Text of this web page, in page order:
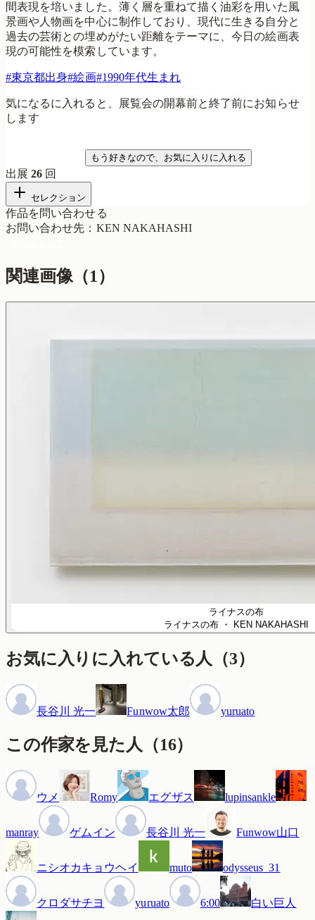
間表現を培いました。薄く層を重ねて描く油彩を用いた風
景画や人物画を中心に制作しており、現代に生きる自分と
過去の芸術との埋めがたい距離をテーマに、今日の絵画表
現の可能性を模索しています。
#東京都出身#絵画#1990年代生まれ
気になるに入れると、展覧会の開幕前と終了前にお知らせ
します
もう好きなので、お気に入りに入れる
出展26 回
セレクション
作品を問い合わせる
お問い合わせ先 ： KEN NAKAHASHI
関連画像（1）
ライナスの布
ライナスの布 ・ KEN NAKAHASHI
お気に入りに入れている人 （3）
長谷川 光一 Funwow太郎 yuruato
この作家を見た人 （16）
ウメ Romy エグザス lupinsankle
manray ゲムイン 長谷川 光一 Funwow山口
ニシオカキョウヘイ muto odysseus_31
クロダサチヨ yuruato 6:00 白い巨人